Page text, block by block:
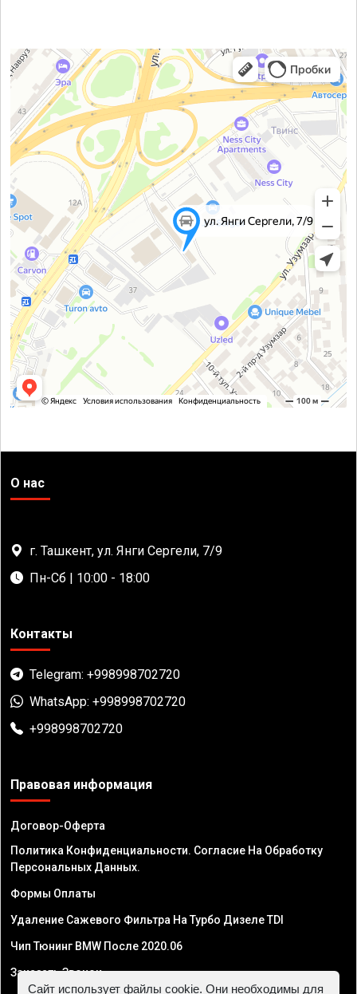
О нас
г. Ташкент, ул. Янги Сергели, 7/9
Пн-Сб | 10:00 - 18:00
Контакты
Telegram: +998998702720
WhatsApp: +998998702720
+998998702720
Правовая информация
Договор-Оферта
Политика Конфиденциальности. Согласие На Обработку
Персональных Данных.
Формы Оплаты
Удаление Сажевого Фильтра На Турбо Дизеле TDI
Чип Тюнинг BMW После 2020.06
Заказать Звонок
Сайт использует файлы cookie. Они необходимы для